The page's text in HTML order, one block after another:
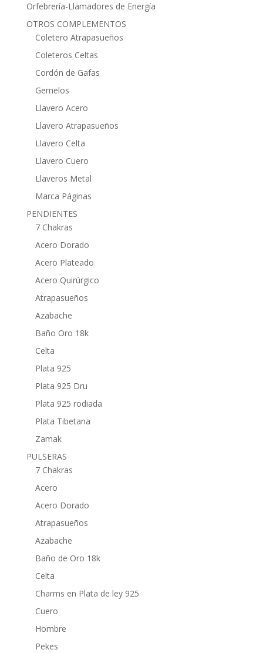
Orfebrería-Llamadores de Energía
OTROS COMPLEMENTOS
Coletero Atrapasueños
Coleteros Celtas
Cordón de Gafas
Gemelos
Llavero Acero
Llavero Atrapasueños
Llavero Celta
Llavero Cuero
Llaveros Metal
Marca Páginas
PENDIENTES
7 Chakras
Acero Dorado
Acero Plateado
Acero Quirúrgico
Atrapasueños
Azabache
Baño Oro 18k
Celta
Plata 925
Plata 925 Dru
Plata 925 rodiada
Plata Tibetana
Zamak
PULSERAS
7 Chakras
Acero
Acero Dorado
Atrapasueños
Azabache
Baño de Oro 18k
Celta
Charms en Plata de ley 925
Cuero
Hombre
Pekes